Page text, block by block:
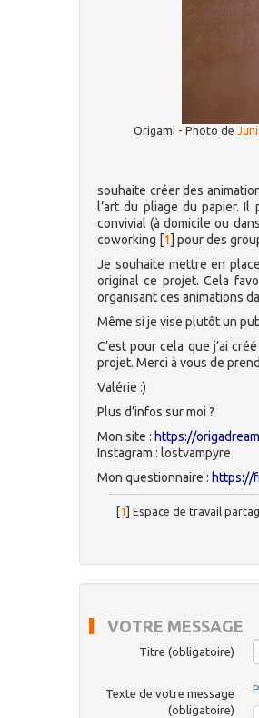
Origami - Photo de Juni
souhaite créer des
l’art du pliage du papier.
convivial (à domicile ou
coworking [1] pour des
Je souhaite mettre en
original ce projet. Cela
organisant ces animations
Même si je vise plutôt un
C’est pour cela que j’ai
projet. Merci à vous de
Valérie :)
Plus d’infos sur moi ?
Mon site : https://
Instagram : lostvampyre
Mon questionnaire : https://
1 ]Espace de travail
VOTRE MESSAGE
Titre (obligatoire)
Texte de votre message
(obligatoire)